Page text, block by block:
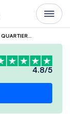
4.8/5